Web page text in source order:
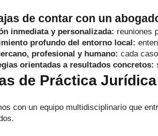
de contar con un
inmediata y personalizada: reuniones
profundo del entorno local:
profesional y humano: cada
orientadas a resultados concretos:
de Práctica
con un equipo multidisciplinario que